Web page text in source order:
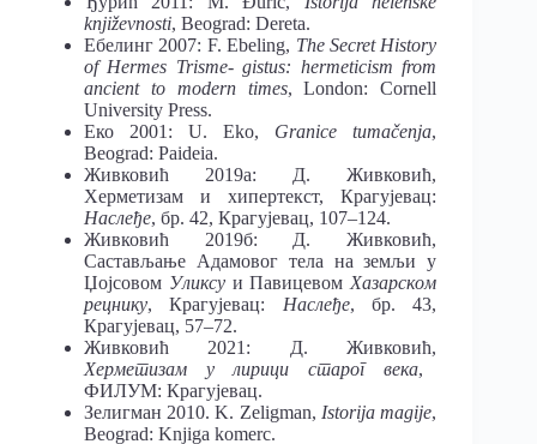
književnosti, Beograd: Dereta.
Ебелинг 2007: F. Ebeling, Тhe Secret History
of Hermes Trisme- gistus: hermeticism from
ancient to modern times, London: Cornell
University Press.
Еко 2001: U. Eko, Granice tumačenja,
Beograd: Paideia.
Живковић 2019а: Д. Живковић,
Херметизам и хипертекст, Крагујевац:
Наслеђе, бр. 42, Крагујевац, 107–124.
Живковић 2019б: Д. Живковић,
Састављање Адамовог тела на земљи у
Џојсовом Уликсу и Павицевом Хазарском
рецнику, Крагујевац: Наслеђе, бр. 43,
Крагујевац, 57–72.
Живковић 2021: Д. Живковић,
Херметизам у лирици старог века,
ФИЛУМ: Крагујевац.
Зелигман 2010. K. Zeligman, Istorija magije,
Beograd: Knjiga komerc.